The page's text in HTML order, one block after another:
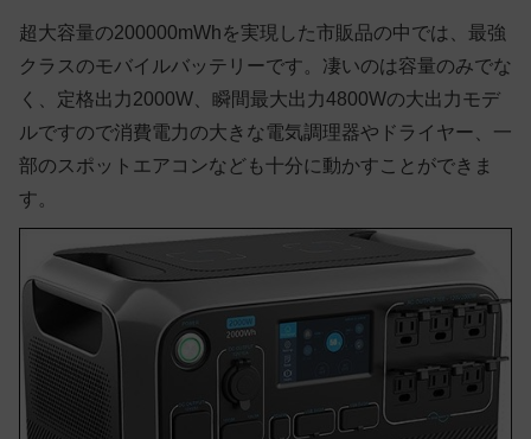
超大容量の200000mWhを実現した市販品の中では、最強
クラスのモバイルバッテリーです。凄いのは容量のみでな
く、定格出力2000W、瞬間最大出力4800Wの大出力モデ
ルですので消費電力の大きな電気調理器やドライヤー、一
部のスポットエアコンなども十分に動かすことができま
す。